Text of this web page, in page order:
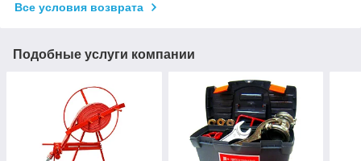
Все условия возврата
Подобные услуги компании